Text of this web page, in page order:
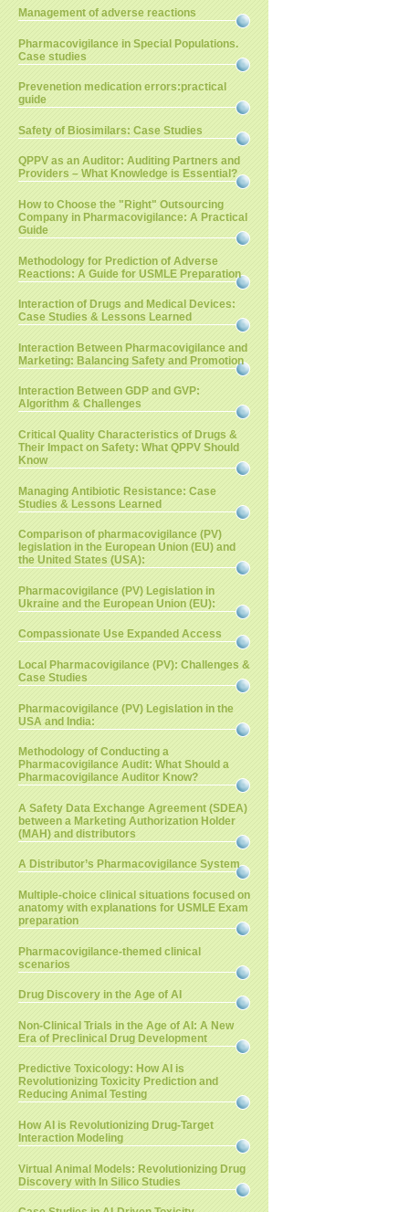
Management of adverse reactions
Pharmacovigilance in Special Populations.
Case studies
Prevenetion medication errors:practical
guide
Safety of Biosimilars: Case Studies
QPPV as an Auditor: Auditing Partners and
Providers – What Knowledge is Essential?
How to Choose the "Right" Outsourcing
Company in Pharmacovigilance: A Practical
Guide
Methodology for Prediction of Adverse
Reactions: A Guide for USMLE Preparation
Interaction of Drugs and Medical Devices:
Case Studies & Lessons Learned
Interaction Between Pharmacovigilance and
Marketing: Balancing Safety and Promotion
Interaction Between GDP and GVP:
Algorithm & Challenges
Critical Quality Characteristics of Drugs &
Their Impact on Safety: What QPPV Should
Know
Managing Antibiotic Resistance: Case
Studies & Lessons Learned
Comparison of pharmacovigilance (PV)
legislation in the European Union (EU) and
the United States (USA):
Pharmacovigilance (PV) Legislation in
Ukraine and the European Union (EU):
Compassionate Use Expanded Access
Local Pharmacovigilance (PV): Challenges &
Case Studies
Pharmacovigilance (PV) Legislation in the
USA and India:
Methodology of Conducting a
Pharmacovigilance Audit: What Should a
Pharmacovigilance Auditor Know?
A Safety Data Exchange Agreement (SDEA)
between a Marketing Authorization Holder
(MAH) and distributors
A Distributor’s Pharmacovigilance System
Multiple-choice clinical situations focused on
anatomy with explanations for USMLE Exam
preparation
Pharmacovigilance-themed clinical
scenarios
Drug Discovery in the Age of AI
Non-Clinical Trials in the Age of AI: A New
Era of Preclinical Drug Development
Predictive Toxicology: How AI is
Revolutionizing Toxicity Prediction and
Reducing Animal Testing
How AI is Revolutionizing Drug-Target
Interaction Modeling
Virtual Animal Models: Revolutionizing Drug
Discovery with In Silico Studies